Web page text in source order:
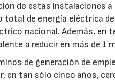
de estas instalaciones
de energía eléctrica
nacional. Además, en
a reducir en más de 1
de generación de
en tan sólo cinco años,